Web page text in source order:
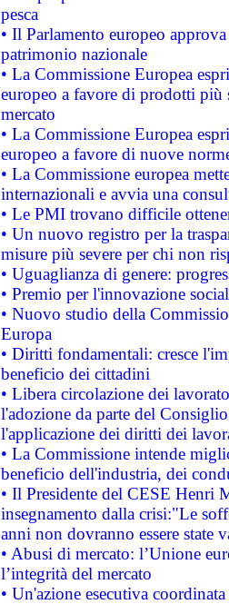
pesca
• Il Parlamento europeo
patrimonio nazionale
• La Commissione Europea
europeo a favore di prodotti
mercato
• La Commissione Europea
europeo a favore di nuove
• La Commissione europea
internazionali e avvia una
• Le PMI trovano difficile
• Un nuovo registro per la
misure più severe per chi non
• Uguaglianza di genere:
• Premio per l'innovazione
• Nuovo studio della
Europa
• Diritti fondamentali: cresce
beneficio dei cittadini
• Libera circolazione dei
l'adozione da parte del
l'applicazione dei diritti dei
• La Commissione intende
beneficio dell'industria, dei
• Il Presidente del CESE Henri
insegnamento dalla crisi:"Le
anni non dovranno essere state
• Abusi di mercato: l’Unione
l’integrità del mercato
• Un'azione esecutiva